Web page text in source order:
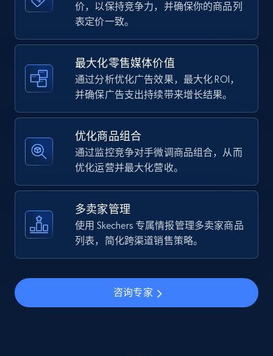
7.4K+ 871+
Walmart - products
URL, Final price, Sku, Currency, Gtin,
more.
5.6K+ 876+ 立即开始
Walmart - products - Find new products by
using specific category URL
URL, Final price, Sku, Currency, Gtin,
Specifications, Image urls, Top reviews, and
5.6K+ 876+ 立即开始
价，以保持竞争力，并确保你的商品列
表定价一致。
最大化零售媒体价值
通过分析优化广告效果，最大化 ROI，
并确保广告支出持续带来增长结果。
优化商品组合
通过监控竞争对手微调商品组合，从而
优化运营并最大化营收。
多卖家管理
使用 Skechers 专属情报管理多卖家商品
列表，简化跨渠道销售策略。
咨询专家